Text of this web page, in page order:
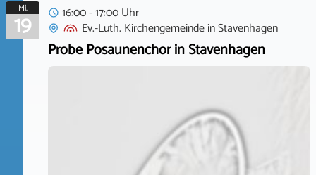
Mi.
19
16:00 - 17:00 Uhr
Ev.-Luth. KirchengemeindeinStavenhagen
Probe Posaunenchor in Stavenhagen